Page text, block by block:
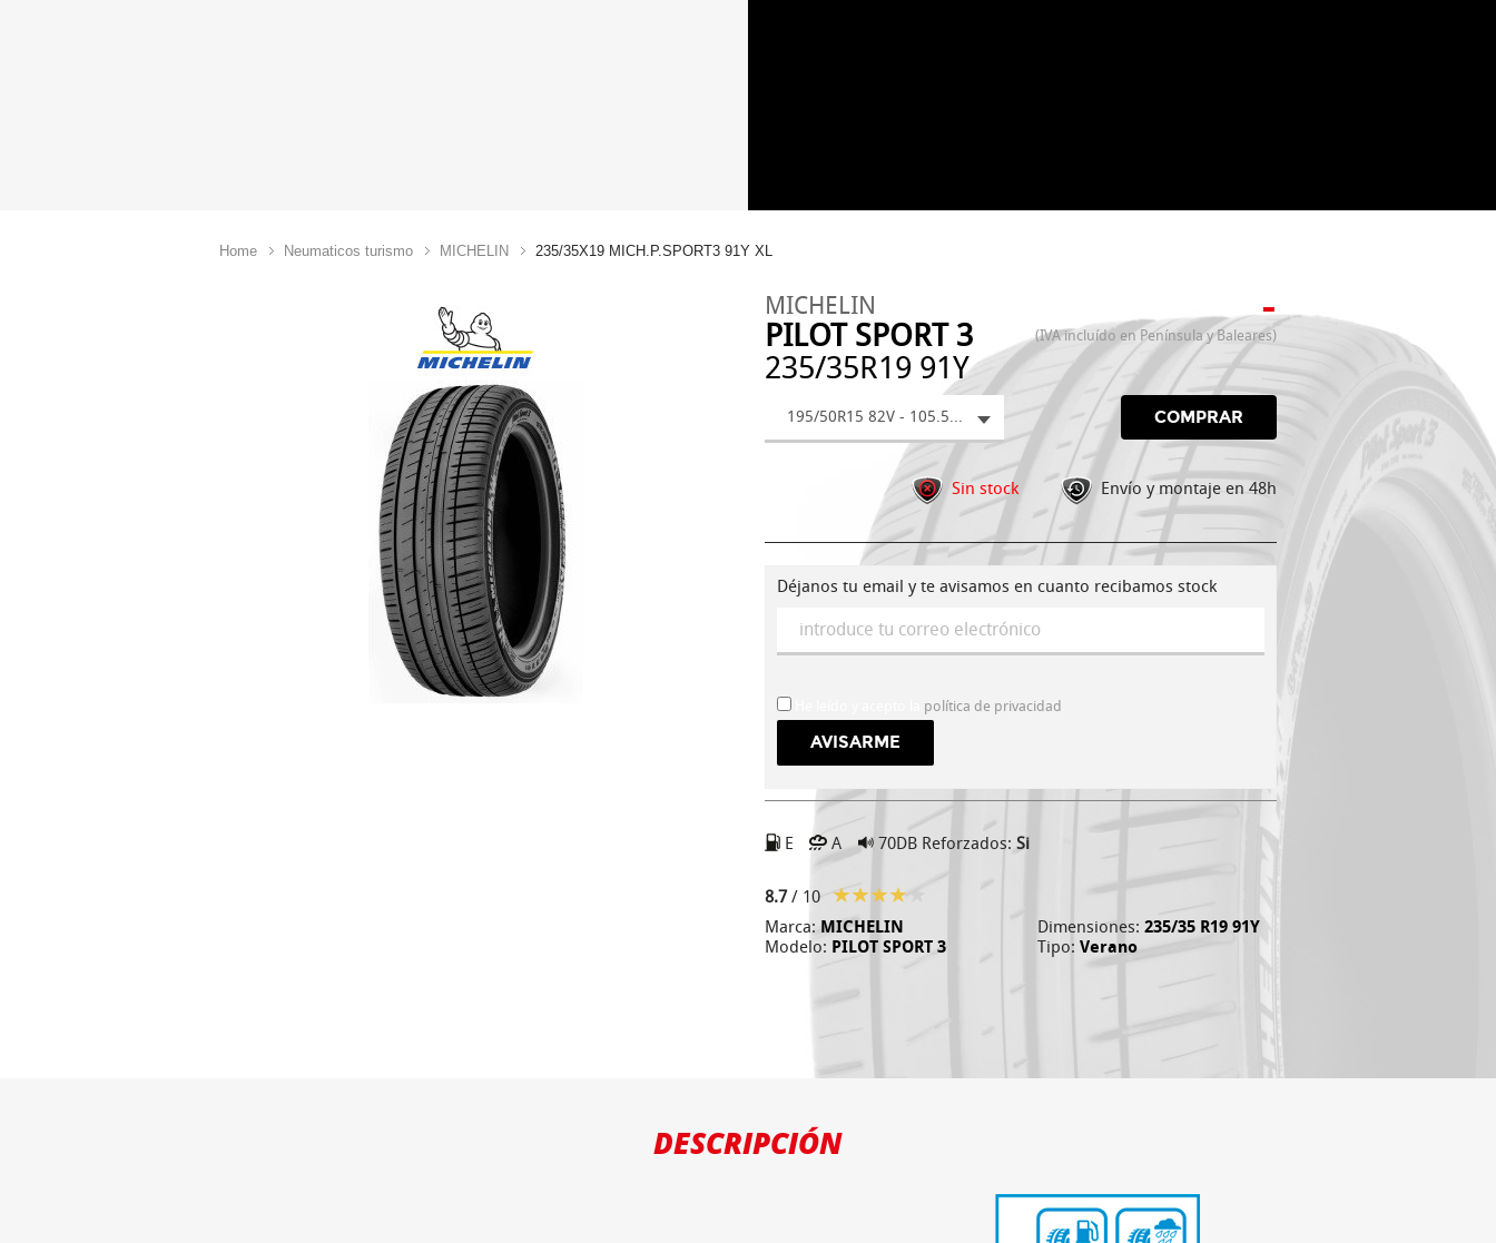
Home Neumaticos turismo MICHELIN 235/35X19 MICH.P.SPORT3 91Y XL
MICHELIN
PILOT SPORT 3
235/35R19 91Y
-
(IVA incluído en Península y Baleares)
195/50R15 82V - 105.52 € COMPRAR
Sin stock Envío y montaje en 48h
Déjanos tu email y te avisamos en cuanto recibamos stock
política de privacidad
E A 70DB Reforzados: Si
8.7/ 10
Marca: MICHELIN
Modelo: PILOT SPORT 3
Dimensiones: 235/35 R19 91Y
Tipo: Verano
DESCRIPCIÓN